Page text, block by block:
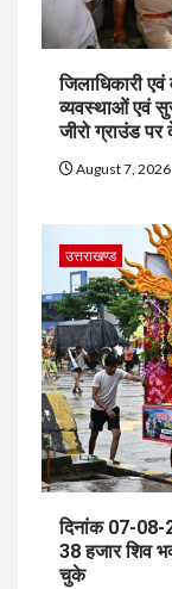
जिलाधिकारी
व्यवस्थाओं एवं
जीरो ग्राउंड पर
August 7, 2026
उत्तराखण्ड
दिनांक 07-
38 हजार शिव
चुके